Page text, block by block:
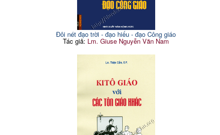
Đôi nét đạo trời - đạo hiếu - đạo Công giáo
Tác giả: Lm. Giuse Nguyễn Văn Nam